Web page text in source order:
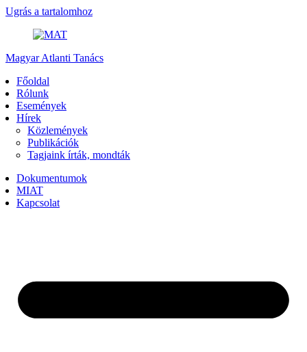
Ugrás a tartalomhoz
Magyar Atlanti Tanács
Főoldal
Rólunk
Események
Hírek
Közlemények
Publikációk
Tagjaink írták, mondták
Dokumentumok
MIAT
Kapcsolat